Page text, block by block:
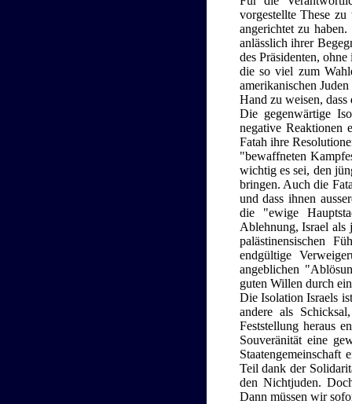
vorgestellte These
angerichtet zu
anlässlich ihrer
des Präsidenten,
die so viel zum
amerikanischen
Hand zu weisen,
Die gegenwärtige
negative Reaktionen
Fatah ihre
"bewaffneten
wichtig es sei, den
bringen. Auch die
und dass ihnen
die "ewige
Ablehnung, Israel als
palästinensischen
endgültige
angeblichen
guten Willen durch
Die Isolation Israels
andere als
Feststellung heraus
Souveränität eine
Teil dank der
den Nichtjuden.
Dann müssen wir